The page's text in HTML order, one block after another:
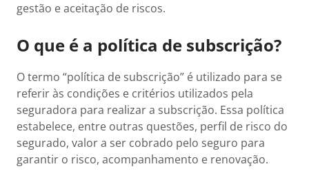
gestão e aceitação de riscos.
O que é a política de subscrição?
O termo “política de subscrição” é utilizado para se
referir às condições e critérios utilizados pela
seguradora para realizar a subscrição. Essa política
estabelece, entre outras questões, perfil de risco do
segurado, valor a ser cobrado pelo seguro para
garantir o risco, acompanhamento e renovação.